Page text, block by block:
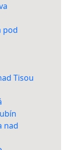
pod
Tisou
nad